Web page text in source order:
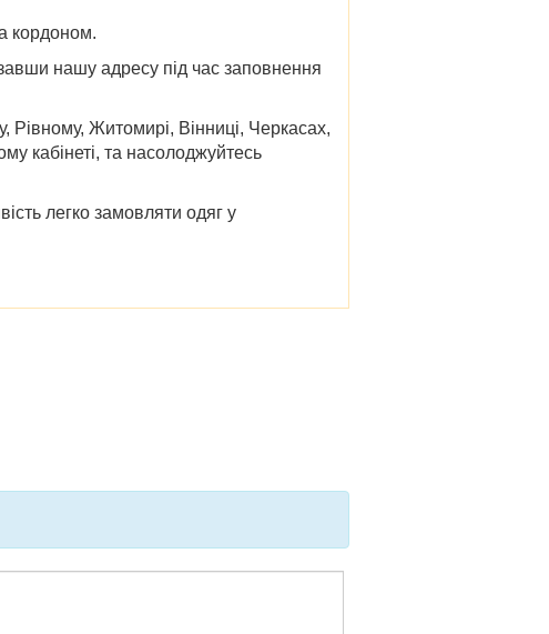
кордоном.
нашу адресу під час заповнення
Рівному, Житомирі, Вінниці, Черкасах,
кабінеті, та насолоджуйтесь
легко замовляти одяг у